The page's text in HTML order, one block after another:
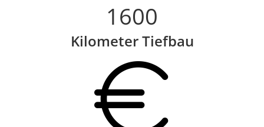
1600
Kilometer Tiefbau